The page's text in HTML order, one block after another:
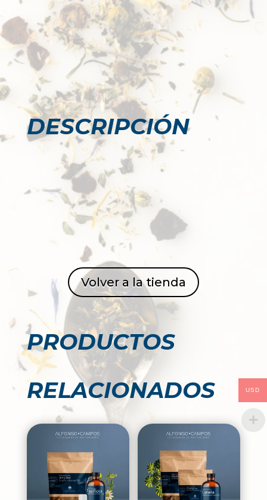
DESCRIPCIÓN
Volver a la tienda
PRODUCTOS
RELACIONADOS
USD